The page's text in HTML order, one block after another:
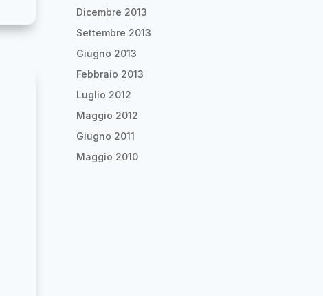
Dicembre 2013
Settembre 2013
Giugno 2013
Febbraio 2013
Luglio 2012
Maggio 2012
Giugno 2011
Maggio 2010